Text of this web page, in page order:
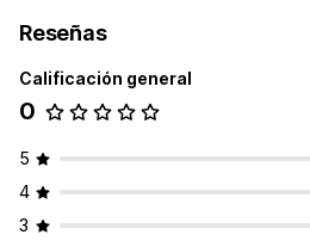
Reseñas
Calificación general
0
5
4
3